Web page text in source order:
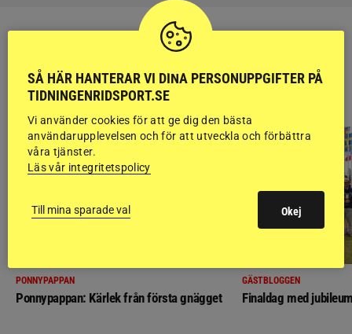
RIDSPORT
BLOGGAR
PONNYPAPPAN
Ponnypappan: Kärlek från första gnägget
GÄSTBLOGGEN
Finaldag med
SÅ HÄR HANTERAR VI DINA PERSONUPPGIFTER PÅ
TIDNINGENRIDSPORT.SE
Vi använder cookies för att ge dig den bästa
användarupplevelsen och för att utveckla och förbättra
våra tjänster.
Läs vår integritetspolicy
Till mina sparade val Okej